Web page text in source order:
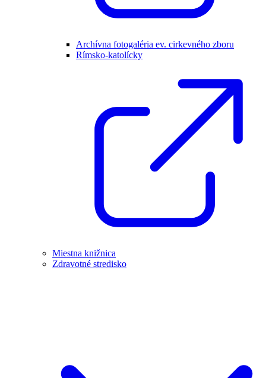
Archívna fotogaléria ev. cirkevného zboru
Rímsko-katolícky
Miestna knižnica
Zdravotné stredisko